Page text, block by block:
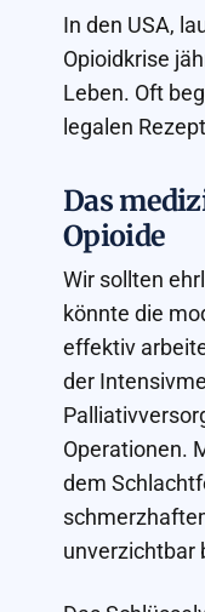
In den USA,
Opioidkrise
Leben. Oft
legalen
Das
Opioide
Wir sollten
könnte die
effektiv
der
Operationen.
dem
unverzichtbar